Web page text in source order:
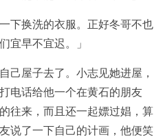
下换洗的衣服。正好冬哥不也
宜早不宜迟。」
己屋子去了。小志见她进屋，
电话给他一个在黄石的朋友
往来，而且还一起嫖过娼，算
说了一下自己的计画，他便笑